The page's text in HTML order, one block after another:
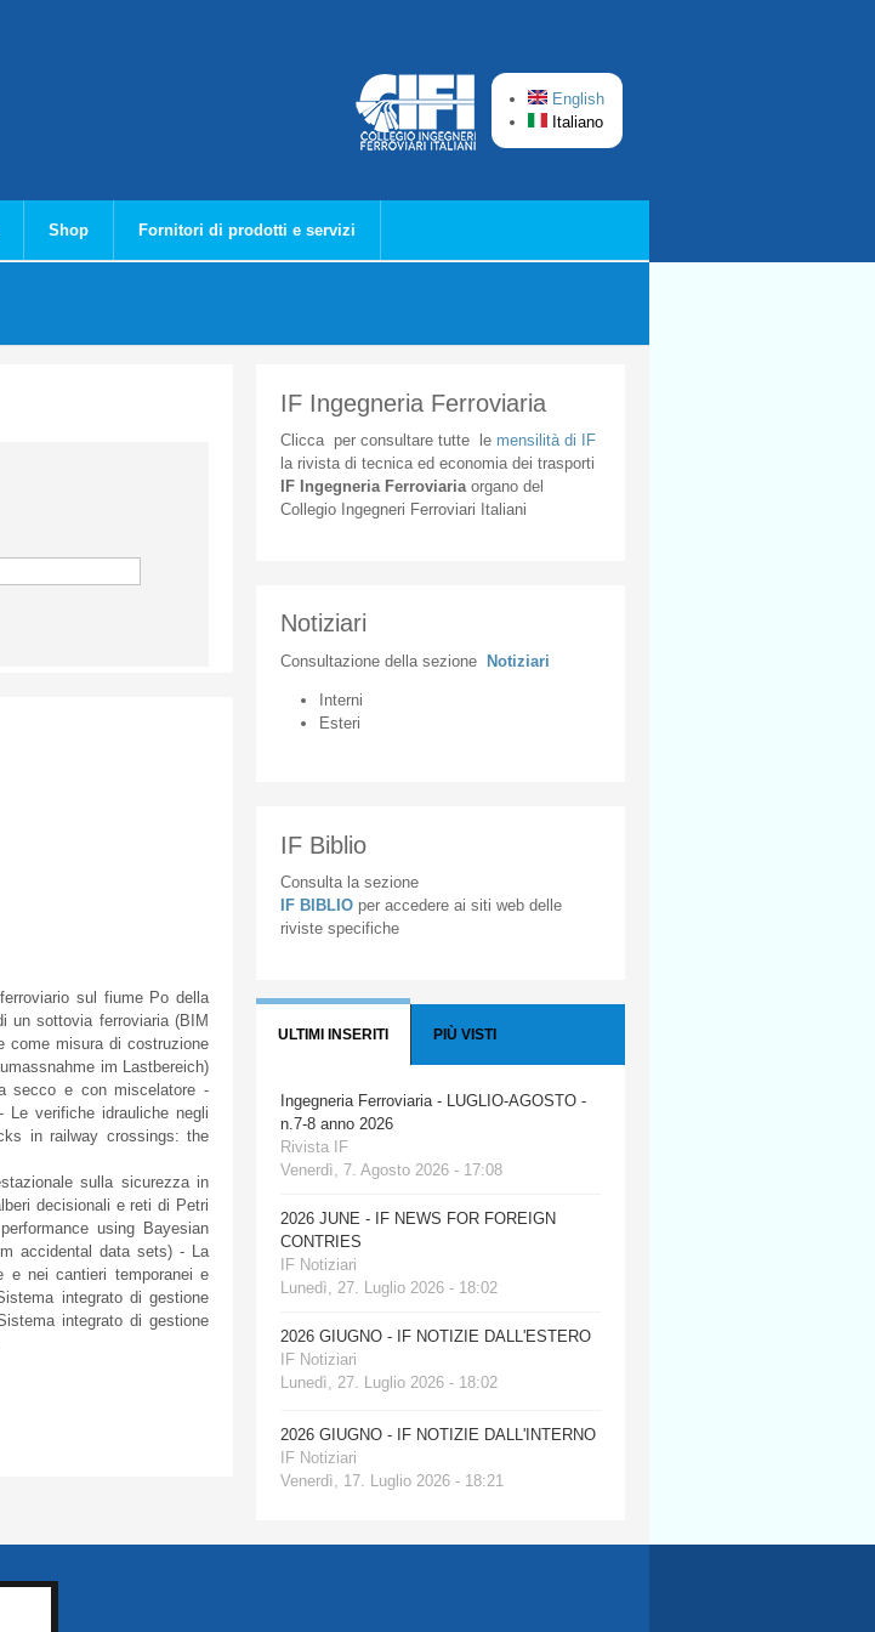
English
Italiano
Shop Fornitori di prodotti e servizi
sul fiume Po della
un sottovia ferroviaria (BIM
come misura di costruzione
im Lastbereich)
secco e con miscelatore -
verifiche idrauliche negli
in railway crossings: the
sulla sicurezza in
decisionali e reti di Petri
using Bayesian
accidental data sets) - La
e nei cantieri temporanei e
integrato di gestione
integrato di gestione
IF Ingegneria Ferroviaria
Cliccaper consultare tuttele mensilità di IF
la rivista di tecnica ed economia dei trasporti
IF Ingegneria Ferroviaria organodel
Collegio
Ingegneri Ferroviari Italiani
Notiziari
Consultazione della sezione Notiziari
Interni
Esteri
IF Biblio
Consulta la sezione
IF BIBLIO per accedere ai siti web delle
riviste specifiche
ULTIMI INSERITI PIÙ VISTI
Ingegneria Ferroviaria - LUGLIO-AGOSTO -
n.7-8 anno 2026
Rivista IF
Venerdì, 7. Agosto 2026 - 17:08
2026 JUNE - IF NEWS FOR FOREIGN
CONTRIES
IF Notiziari
Lunedì, 27. Luglio 2026 - 18:02
2026 GIUGNO - IF NOTIZIE DALL'ESTERO
IF Notiziari
Lunedì, 27. Luglio 2026 - 18:02
2026 GIUGNO - IF NOTIZIE DALL'INTERNO
IF Notiziari
Venerdì, 17. Luglio 2026 - 18:21